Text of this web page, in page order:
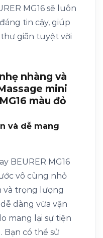
MG16 sẽ luôn
tin cậy, giúp
giãn tuyệt vời
nhàng và
mini
màu đỏ
và dễ mang
BEURER MG16
vô cùng nhỏ
và trọng lượng
dàng vừa vặn
mang lại sự tiện
Bạn có thể sử